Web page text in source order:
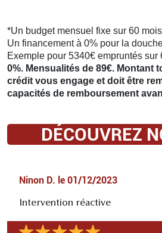
*Un budget mensuel fixe sur 60
Un financement à 0% pour la
Exemple pour 5340€ empruntés sur
0%. Mensualités de 89€. Montant
crédit vous engage et doit être
capacités de remboursement
DÉCOUVREZ
Ninon D. le 01/12/2023
Intervention réactive